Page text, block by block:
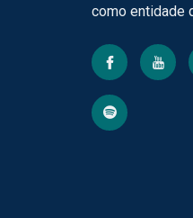
como entidade